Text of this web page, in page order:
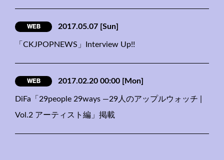
WEB 2017.05.07 [Sun]
「CKJPOPNEWS」Interview Up!!
WEB 2017.02.20 00:00 [Mon]
DiFa「29people 29ways —29人のアップルウォッチ |
Vol.2 アーティスト編」掲載